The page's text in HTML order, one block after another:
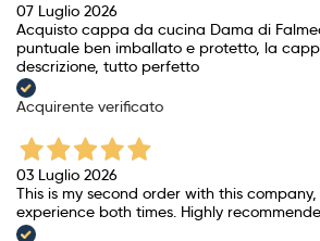
07 Luglio 2026
Acquisto cappa da cucina Dama di
puntuale ben imballato e protetto, la
descrizione, tutto perfetto
Acquirente verificato
03 Luglio 2026
This is my second order with this
experience both times. Highly